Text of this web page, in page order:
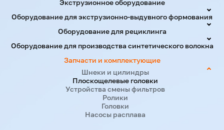
Экструзионное оборудование
Оборудование для экструзионно-выдувного формования
Оборудование для рециклинга
Оборудование для производства синтетического волокна
Запчасти и комплектующие
Шнеки и цилиндры
Плоскощелевые головки
Устройства смены фильтров
Ролики
Головки
Насосы расплава